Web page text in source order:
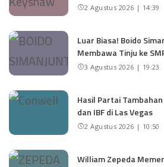
2 Agustus 2026 | 14:39
Luar Biasa! Boido
Membawa Tinju ke
3 Agustus 2026 | 19:23
Hasil Partai
dan IBF di Las Vegas
2 Agustus 2026 | 10:50
William Zepeda